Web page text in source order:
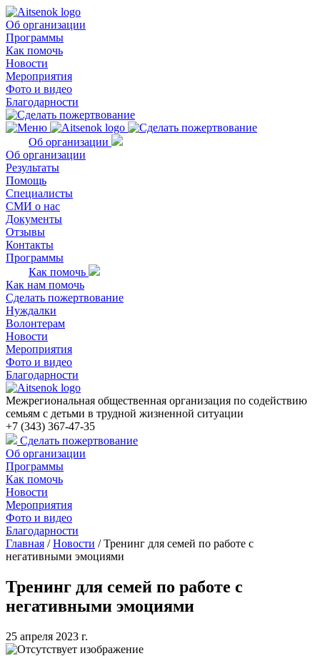
Об организации
Программы
Как помочь
Новости
Мероприятия
Фото и видео
Благодарности
Об организации
Об организации
Результаты
Помощь
Специалисты
СМИ о нас
Документы
Отзывы
Контакты
Программы
Как помочь
Как нам помочь
Сделать пожертвование
Нуждалки
Волонтерам
Новости
Мероприятия
Фото и видео
Благодарности
Межрегиональная общественная организация по содействию
семьям с детьми в трудной жизненной ситуации
+7 (343) 367-47-35
Сделать пожертвование
Об организации
Программы
Как помочь
Новости
Мероприятия
Фото и видео
Благодарности
Главная /Новости /Тренинг для семей по работе с
негативными эмоциями
Тренинг для семей по работе с
негативными эмоциями
25 апреля 2023 г.